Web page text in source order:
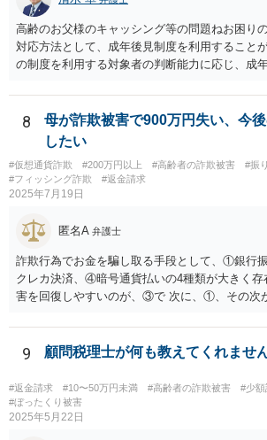
高齢のお父様のキャッシング等の問題ねお困
対応方法として、成年後見制度を利用するこ
の制度を利用する対象者の判断能力に応じ、成
す。なお、いずれも、家庭裁判所に申立てを
成年後見の場合、本人自ら借金やキャッシング
場合、本人のために選任される保佐人の同意な
グはできず、同意なしにこれらを行った場合、
ができます。補助の場合も借金やキャッシング
き、保佐の場合と同様の対応が可能です。 裁
いの地域の弁護士会や法テラス等でご相談にな
【参考】成年後見制度について（裁判所サイト
o.jp/saiban/koukenp/koukenp1/index.html
8
母が詐欺被害で900万円失い、今
したい
#仮想通貨詐欺 #200万円以上 #高齢者の詐欺被害
#振
#フィッシング詐欺
#返金請求
2025年7月19日
匿名A 弁護士
詐欺行為でお金を騙し取る手段として、①銀
クレカ決済、④暗号通貨払いの4種類が大きく存
害を回復しやすいのが、③で 次に、①、その
いたことがないのが実情です。 現在、できる手
と以外にほぼないと思いますが、一度、弁護士
てみてください。
9 顧問税理士が何も教えてくれません
#返金請求 #10〜50万円未満 #高齢者の詐欺被害
#少額
#ぼったくり被害
2025年5月22日